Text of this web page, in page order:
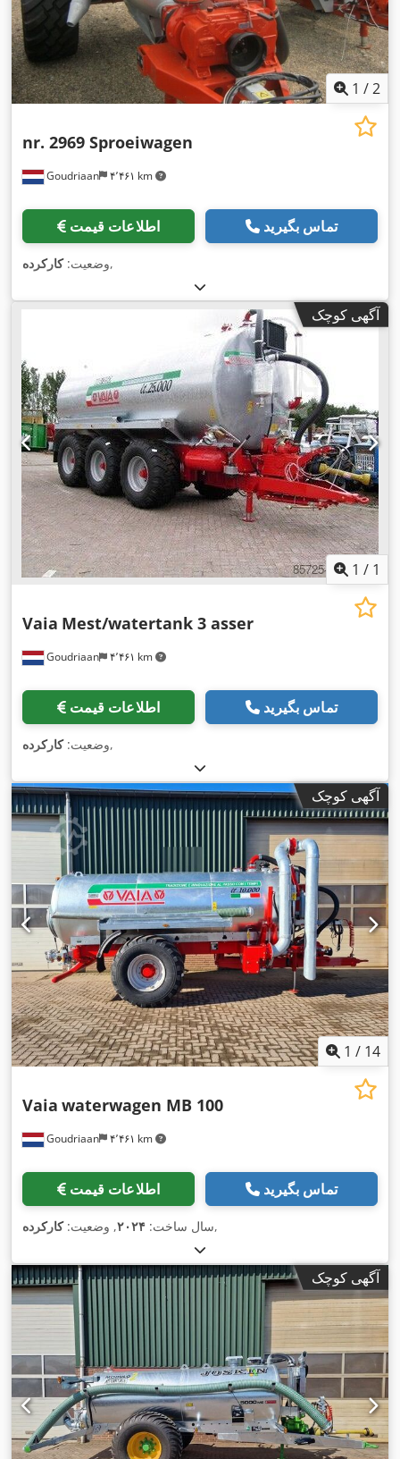
1 /2
Goudriaan ۴٬۴۶۱ km
nr. 2969 Sproeiwagen
اطلاعات قیمت تماس بگیرید
وضعیت:کارکرده ,
آگهی کوچک
1 / 1
Goudriaan ۴٬۴۶۱ km
Vaia Mest/watertank 3 asser
اطلاعات قیمت تماس بگیرید
وضعیت:کارکرده ,
آگهی کوچک
1 / 14
Goudriaan ۴٬۴۶۱ km
Vaia waterwagen MB 100
اطلاعات قیمت تماس بگیرید
سال ساخت: ۲۰۲۴, وضعیت:کارکرده ,
آگهی کوچک